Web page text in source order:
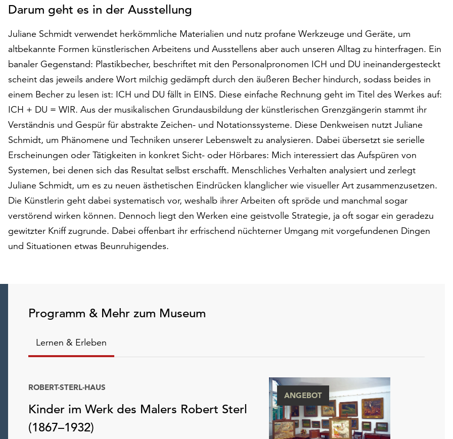
Darum geht es in der Ausstellung
Juliane Schmidt verwendet herkömmliche Materialien und nutz profane Werkzeuge und Geräte, um
altbekannte Formen künstlerischen Arbeitens und Ausstellens aber auch unseren Alltag zu hinterfragen. Ein
banaler Gegenstand: Plastikbecher, beschriftet mit den Personalpronomen ICH und DU ineinandergesteckt
scheint das jeweils andere Wort milchig gedämpft durch den äußeren Becher hindurch, sodass beides in
einem Becher zu lesen ist: ICH und DU fällt in EINS. Diese einfache Rechnung geht im Titel des Werkes auf:
ICH + DU = WIR. Aus der musikalischen Grundausbildung der künstlerischen Grenzgängerin stammt ihr
Verständnis und Gespür für abstrakte Zeichen- und Notationssysteme. Diese Denkweisen nutzt Juliane
Schmidt, um Phänomene und Techniken unserer Lebenswelt zu analysieren. Dabei übersetzt sie serielle
Erscheinungen oder Tätigkeiten in konkret Sicht- oder Hörbares: Mich interessiert das Aufspüren von
Systemen, bei denen sich das Resultat selbst erschafft. Menschliches Verhalten analysiert und zerlegt
Juliane Schmidt, um es zu neuen ästhetischen Eindrücken klanglicher wie visueller Art zusammenzusetzen.
Die Künstlerin geht dabei systematisch vor, weshalb ihrer Arbeiten oft spröde und manchmal sogar
verstörend wirken können. Dennoch liegt den Werken eine geistvolle Strategie, ja oft sogar ein geradezu
gewitzter Kniff zugrunde. Dabei offenbart ihr erfrischend nüchterner Umgang mit vorgefundenen Dingen
und Situationen etwas Beunruhigendes.
Programm & Mehr zum Museum
Lernen & Erleben
Kinder im Werk des Malers Robert Sterl
(1867–1932)
ROBERT-STERL-HAUS
ANGEBOT